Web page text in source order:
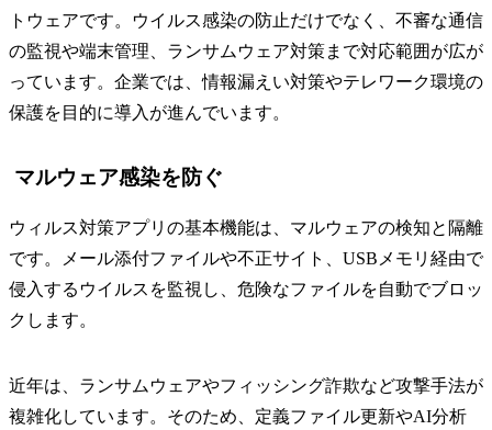
トウェアです。ウイルス感染の防止だけでなく、不審な通信
の監視や端末管理、ランサムウェア対策まで対応範囲が広が
っています。企業では、情報漏えい対策やテレワーク環境の
保護を目的に導入が進んでいます。
マルウェア感染を防ぐ
ウィルス対策アプリの基本機能は、マルウェアの検知と隔離
です。メール添付ファイルや不正サイト、USBメモリ経由で
侵入するウイルスを監視し、危険なファイルを自動でブロッ
クします。
近年は、ランサムウェアやフィッシング詐欺など攻撃手法が
複雑化しています。そのため、定義ファイル更新やAI分析